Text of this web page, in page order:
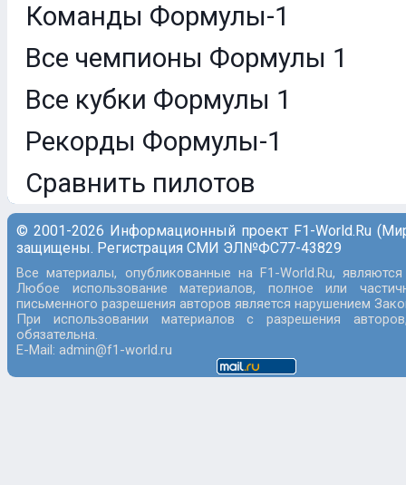
Команды Формулы-1
Все чемпионы Формулы 1
Все кубки Формулы 1
Рекорды Формулы-1
Сравнить пилотов
© 2001-2026 Информационный проект F1-World.Ru
защищены. Регистрация СМИ ЭЛ№ФС77-43829
Все материалы, опубликованные на F1-World.Ru,
Любое использование материалов, полное или
письменного разрешения авторов является нарушением
При использовании материалов с разрешения
обязательна.
E-Mail: admin@f1-world.ru